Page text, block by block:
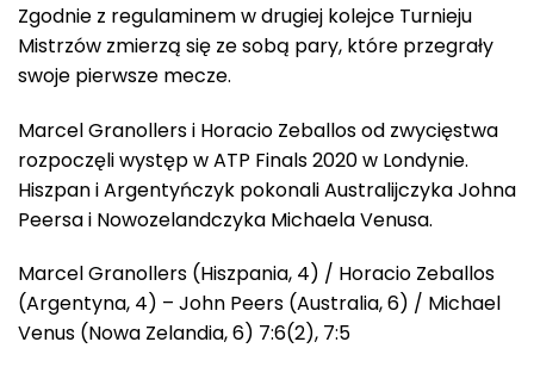
Zgodnie z regulaminem w drugiej kolejce Turnieju
Mistrzów zmierzą się ze sobą pary, które przegrały
swoje pierwsze mecze.
Marcel Granollers i Horacio Zeballos od zwycięstwa
rozpoczęli występ w ATP Finals 2020 w Londynie.
Hiszpan i Argentyńczyk pokonali Australijczyka Johna
Peersa i Nowozelandczyka Michaela Venusa.
Marcel Granollers (Hiszpania, 4) / Horacio Zeballos
(Argentyna, 4) – John Peers (Australia, 6) / Michael
Venus (Nowa Zelandia, 6) 7:6(2), 7:5